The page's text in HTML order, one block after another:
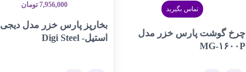
تماس بگیرید
چرخ گوشت پارس خزر مدل
MG-۱۶۰۰P
7,956,000 تومان
بخارپز پارس خزر مدل دیجی
استیل- Digi Steel